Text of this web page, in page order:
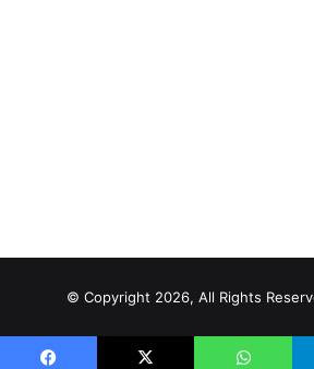
© Copyright 2026, All Rights